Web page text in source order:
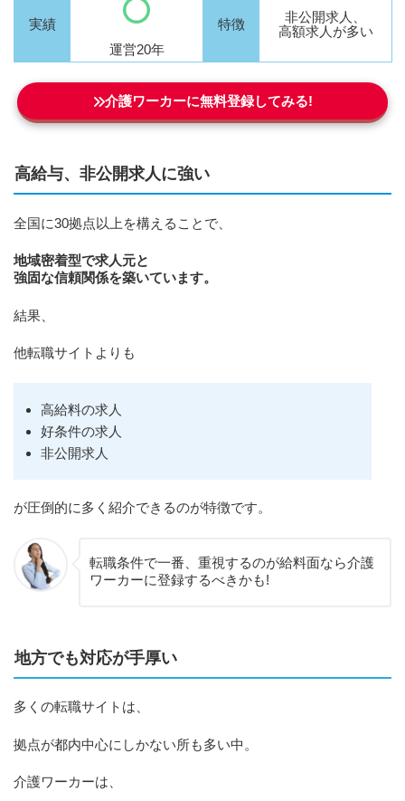
実績
運営20年
特徴
非公開求人、
高額求人が多い
介護ワーカーに無料登録してみる!
高給与、非公開求人に強い
全国に30拠点以上を構えることで、
地域密着型で求人元と
強固な信頼関係を築いています。
結果、
他転職サイトよりも
高給料の求人
好条件の求人
非公開求人
が圧倒的に多く紹介できるのが特徴です。
転職条件で一番、重視するのが給料面なら介護
ワーカーに登録するべきかも!
地方でも対応が手厚い
多くの転職サイトは、
拠点が都内中心にしかない所も多い中。
介護ワーカーは、